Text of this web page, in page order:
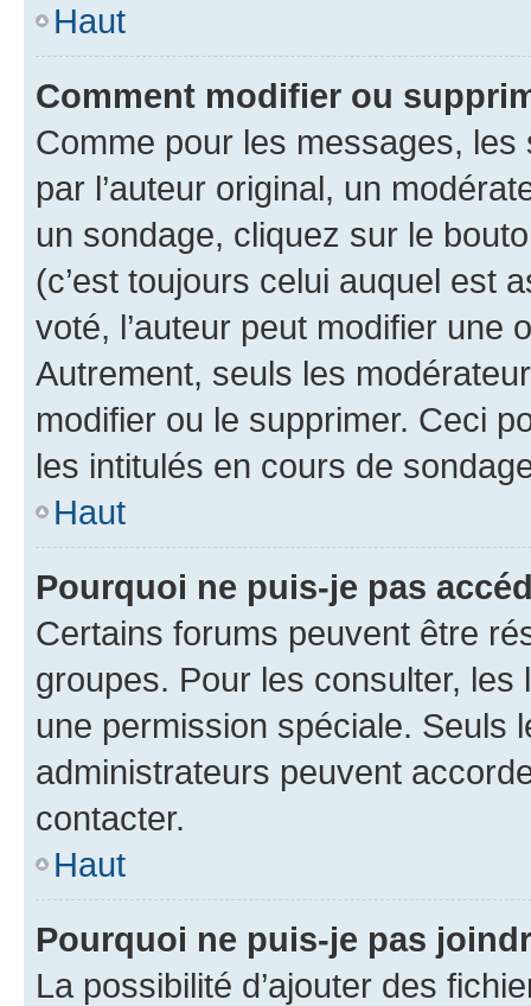
Haut
Comment modifier ou
Comme pour les messages,
par l’auteur original, un
un sondage, cliquez sur le
(c’est toujours celui auquel est
voté, l’auteur peut modifier une
Autrement, seuls les
modifier ou le supprimer. Ceci
les intitulés en cours de
Haut
Pourquoi ne puis-je pas
Certains forums peuvent être
groupes. Pour les consulter,
une permission spéciale. Seuls
administrateurs peuvent
contacter.
Haut
Pourquoi ne puis-je pas
La possibilité d’ajouter des